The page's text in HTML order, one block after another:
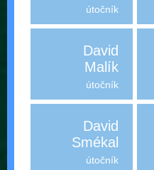
útočník
David
Malík
útočník
David
Smékal
útočník